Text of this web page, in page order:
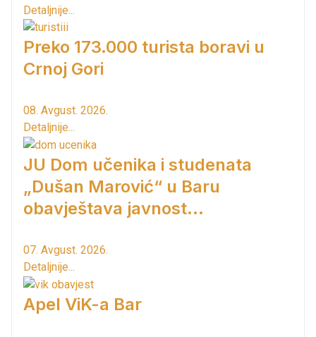
Detaljnije...
Preko 173.000 turista boravi u
Crnoj Gori
08. Avgust. 2026.
Detaljnije...
JU Dom učenika i studenata
„Dušan Marović“ u Baru
obavještava javnost...
07. Avgust. 2026.
Detaljnije...
Apel ViK-a Bar